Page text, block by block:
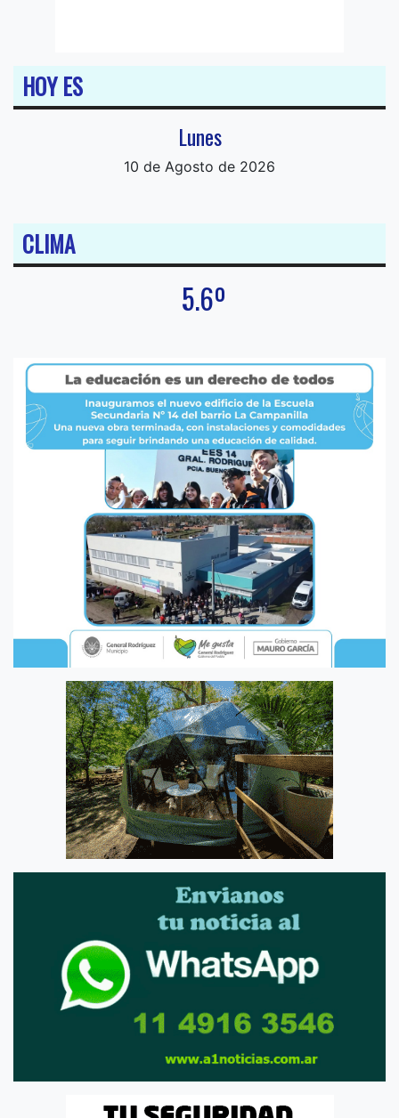
HOY ES
Lunes
10 de Agosto de 2026
CLIMA
5.6º